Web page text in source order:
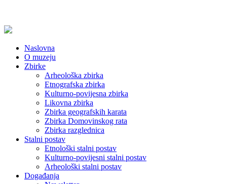
Naslovna
O muzeju
Zbirke
Arheološka zbirka
Etnografska zbirka
Kulturno-povijesna zbirka
Likovna zbirka
Zbirka geografskih karata
Zbirka Domovinskog rata
Zbirka razglednica
Stalni postav
Etnološki stalni postav
Kulturno-povijesni stalni postav
Arheološki stalni postav
Događanja